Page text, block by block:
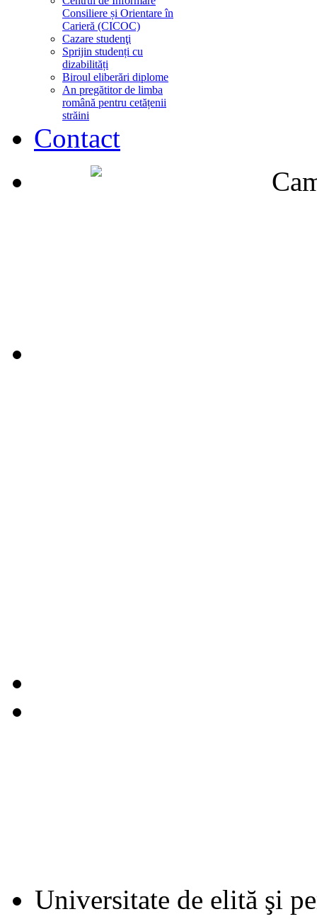
Consiliere și Orientare în
Carieră (CICOC)
Cazare studenţi
Sprijin studenți cu
dizabilități
Biroul eliberări diplome
An pregătitor de limba
română pentru cetățenii
străini
Contact
Universitate de elită şi